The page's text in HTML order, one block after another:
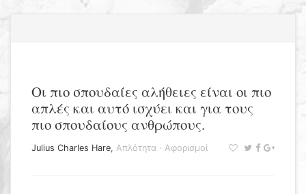
Οι πιο σπουδαίες αλήθειες είναι οι πιο
απλές και αυτό ισχύει και για τους
πιο σπουδαίους ανθρώπους.
Julius Charles Hare, Απλότητα · Αφορισμοί